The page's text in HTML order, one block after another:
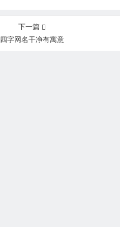
下一篇
四字网名干净有寓意